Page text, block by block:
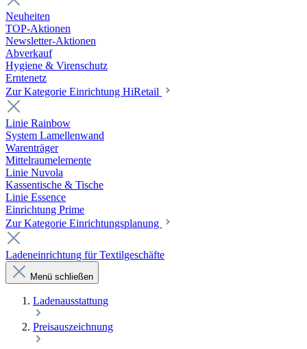
Neuheiten
TOP-Aktionen
Newsletter-Aktionen
Abverkauf
Hygiene & Virenschutz
Erntenetz
Zur Kategorie Einrichtung HiRetail
Linie Rainbow
System Lamellenwand
Warenträger
Mittelraumelemente
Linie Nuvola
Kassentische & Tische
Linie Essence
Einrichtung Prime
Zur Kategorie Einrichtungsplanung
Ladeneinrichtung für Textilgeschäfte
Menü schließen
Laden­ausstattung
Preisauszeichnung